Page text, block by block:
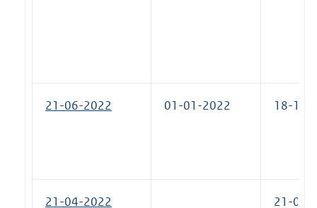
21-06-2022 01-01-2022 18-10-
21-04-2022 21-06-